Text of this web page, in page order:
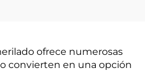
ofrece numerosas
convierten en una opción